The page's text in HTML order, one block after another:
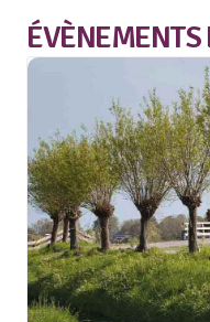
ÉVÈNEMENTS